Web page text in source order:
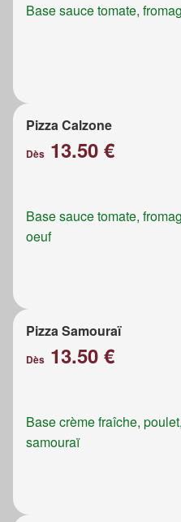
Base sauce tomate,
Pizza Calzone
Dès 13.50 €
Base sauce tomate,
oeuf
Pizza Samouraï
Dès 13.50 €
Base crème fraîche,
samouraï